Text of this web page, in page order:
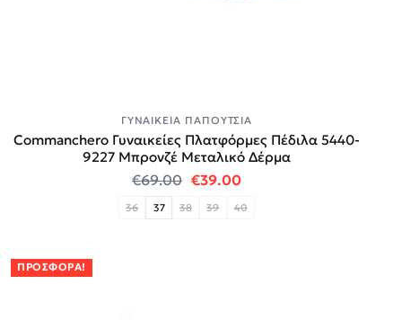
ΓΥΝΑΙΚΕΊΑ ΠΑΠΟΎΤΣΙΑ
Commanchero Γυναικείες Πλατφόρμες Πέδιλα 5440-
9227 Mπρονζέ Μεταλικό Δέρμα
€69.00 Original price was: €69.00.
€39.00Η τρέχουσα τιμή
36 37 38 39 40
ΠΡΟΣΦΟΡΆ!